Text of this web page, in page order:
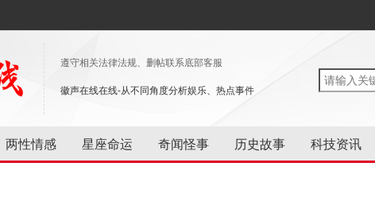
遵守相关法律法规、删帖联系底部客服
徽声在线在线-从不同角度分析娱乐、热点事件
两性情感 星座命运 奇闻怪事 历史故事 科技资讯